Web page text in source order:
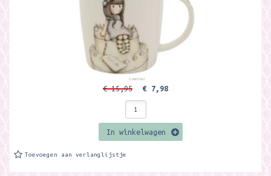
€ 15,95 € 7,98
In winkelwagen
Toevoegen aan verlanglijstje